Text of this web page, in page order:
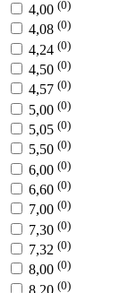
4,00 (0)
4,08 (0)
4,24 (0)
4,50 (0)
4,57 (0)
5,00 (0)
5,05 (0)
5,50 (0)
6,00 (0)
6,60 (0)
7,00 (0)
7,30 (0)
7,32 (0)
8,00 (0)
8,20 (0)